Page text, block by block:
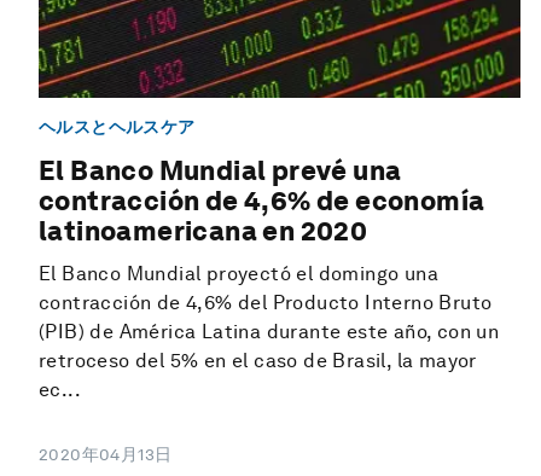
ヘルスとヘルスケア
El Banco Mundial prevé una
contracción de 4,6% de economía
latinoamericana en 2020
El Banco Mundial proyectó el domingo una
contracción de 4,6% del Producto Interno Bruto
(PIB) de América Latina durante este año, con un
retroceso del 5% en el caso de Brasil, la mayor
ec...
2020年04月13日